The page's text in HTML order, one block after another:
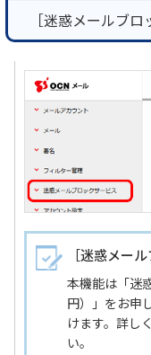
［迷惑メールブ
［迷惑メー
本機能は「迷
円）」をお申
けます。詳し
い。